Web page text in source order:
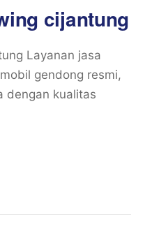
cijantung
Layanan jasa
gendong resmi,
dengan kualitas